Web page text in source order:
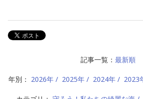
記事一覧： 最新順
年別： 2026年 2025年 2024年 2023